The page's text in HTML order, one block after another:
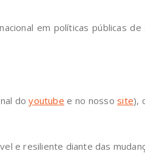
em políticas públicas
doyoutube e no nossosite),
e resiliente diante das